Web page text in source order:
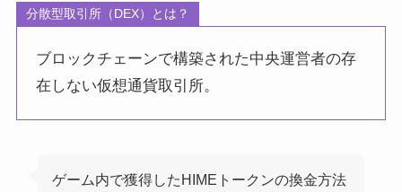
分散型取引所（DEX）とは？
ブロックチェーンで構築された中央運営者の存
在しない仮想通貨取引所。
ゲーム内で獲得したHIMEトークンの換金方法